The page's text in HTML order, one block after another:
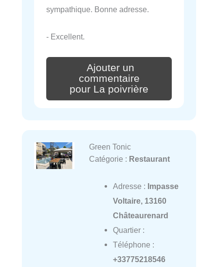
sympathique. Bonne adresse.
- Excellent.
Ajouter un
commentaire
pour La poivrière
Green Tonic
Catégorie : Restaurant
Adresse : Impasse
Voltaire, 13160
Châteaurenard
Quartier :
Téléphone :
+33775218546